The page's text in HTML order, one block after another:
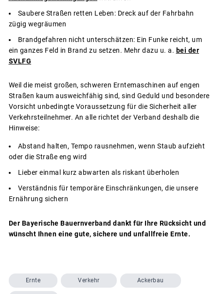
Saubere Straßen retten Leben: Dreck auf der Fahrbahn
zügig wegräumen
Brandgefahren nicht unterschätzen: Ein Funke reicht, um
ein ganzes Feld in Brand zu setzen. Mehr dazu u. a. bei der
SVLFG
Weil die meist großen, schweren Erntemaschinen auf engen
Straßen kaum ausweichfähig sind, sind Geduld und besondere
Vorsicht unbedingte Voraussetzung für die Sicherheit aller
Verkehrsteilnehmer. An alle richtet der Verband deshalb die
Hinweise:
Abstand halten, Tempo rausnehmen, wenn Staub aufzieht
oder die Straße eng wird
Lieber einmal kurz abwarten als riskant überholen
Verständnis für temporäre Einschränkungen, die unsere
Ernährung sichern
Der Bayerische Bauernverband dankt für Ihre Rücksicht und
wünscht Ihnen eine gute, sichere und unfallfreie Ernte.
Ernte Verkehr Ackerbau